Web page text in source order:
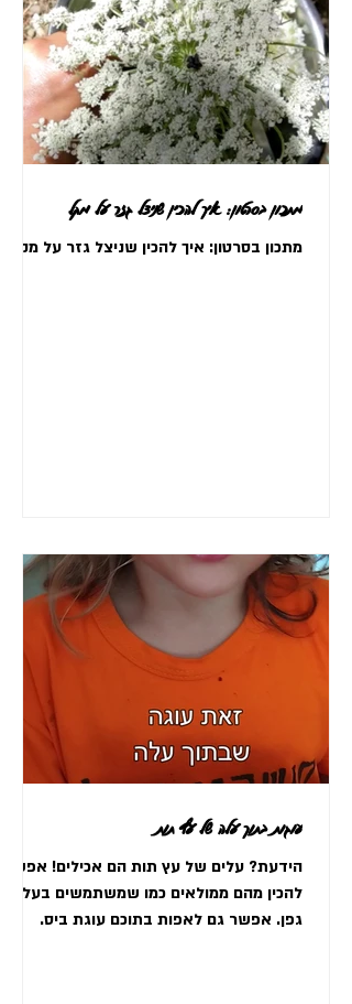
מתכון בסרטון: איך להכין שניצל גזר על מקל
מתכון בסרטון: איך להכין שניצל גזר על מקל
עוגות בתוך עלה של עץ תות
הידעת? עלים של עץ תות הם אכילים! אפשר
להכין מהם ממולאים כמו שמשתמשים בעלי
גפן. אפשר גם לאפות בתוכם עוגת ביס.